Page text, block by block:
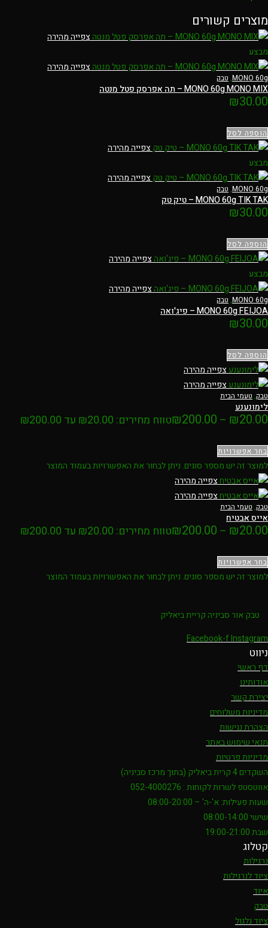
מוצרים קשורים
צפייה מהירה
מבצע
צפייה מהירה
MONO 60g
, טבק
MONO 60g MONO MIX – תה אפרסק פטל מנטה
₪30.00
הוספה לסל
צפייה מהירה
מבצע
צפייה מהירה
MONO 60g
, טבק
MONO 60g TIK TAK – טיק טק
₪30.00
הוספה לסל
צפייה מהירה
מבצע
צפייה מהירה
MONO 60g
, טבק
MONO 60g FEIJOA – פיג'ואה
₪30.00
הוספה לסל
צפייה מהירה
צפייה מהירה
טבק, טעמי הבית
לימונענע
₪20.00
–
₪200.00 טווח מחירים: ⁦₪20.00⁩ עד ⁦₪200.00⁩
בחר אפשרויות
למוצר זה יש מספר סוגים. ניתן לבחור את האפשרויות בעמוד המוצר
צפייה מהירה
צפייה מהירה
טבק, טעמי הבית
אייס אבטיח
₪20.00
–
₪200.00 טווח מחירים: ⁦₪20.00⁩ עד ⁦₪200.00⁩
בחר אפשרויות
למוצר זה יש מספר סוגים. ניתן לבחור את האפשרויות בעמוד המוצר
טבק אור סביניה קריית ביאליק
Facebook-fInstagram
ניווט
דף ראשי
אודותינו
יצירת קשר
מדיניות משלוחים
הצהרת נגישות
תנאי שימוש באתר
מדיניות פרטיות
השקדים 4 קרית ביאליק (בתוך מרכז סביניה)
אווטסטפ לשרות לקוחות : 052-4000276
שעות פעילות: א'-ה' – 08:00-20:00
שישי 08:00-14:00
שבת 19:00-21:00
קטלוג
נרגילות
ציוד לנרגילות
איוד
טבק
ציוד גלגול